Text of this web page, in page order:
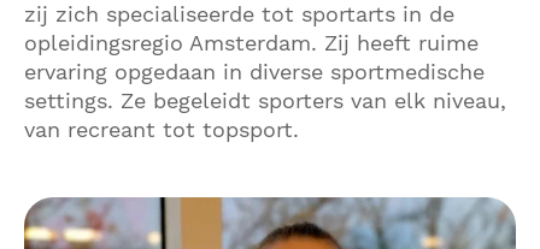
zij zich specialiseerde tot sportarts in de
opleidingsregio Amsterdam. Zij heeft ruime
ervaring opgedaan in diverse sportmedische
settings. Ze begeleidt sporters van elk niveau,
van recreant tot topsport.